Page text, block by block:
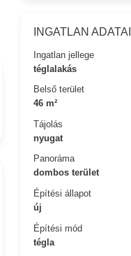
INGATLAN ADATAI
Ingatlan jellege
téglalakás
Belső terület
46 m²
Tájolás
nyugat
Panoráma
dombos terület
Építési állapot
új
Építési mód
tégla